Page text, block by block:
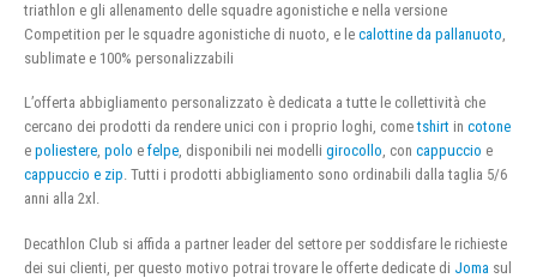
triathlon e gli allenamento delle squadre agonistiche e nella versione
Competition per le squadre agonistiche di nuoto, e le calottine da pallanuoto,
sublimate e 100% personalizzabili
L’offerta abbigliamento personalizzato è dedicata a tutte le collettività che
cercano dei prodotti da rendere unici con i proprio loghi, cometshirt in cotone
e poliestere, polo e felpe, disponibili nei modelli girocollo, con cappuccio e
cappuccio e zip. Tutti i prodotti abbigliamento sono ordinabili dalla taglia 5/6
anni alla 2xl.
Decathlon Club si affida a partner leader del settore per soddisfare le richieste
dei sui clienti, per questo motivo potrai trovare le offerte dedicate di Joma sul